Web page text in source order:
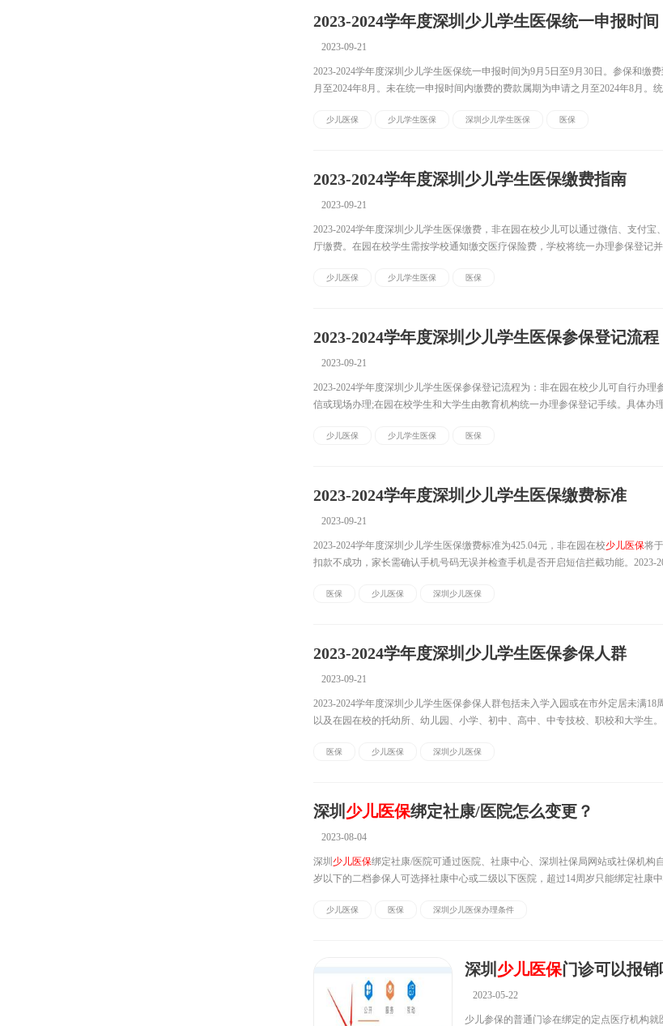
2023-2024学年度深圳少儿学生医保统一申报时间
2023-09-21
2023-2024学年度深圳少儿学生医保统一申报时间为9月5日至9月30日。参保和缴
月至2024年8月。未在统一申报时间内缴费的费款属期为申请之月至2024年8月。
少儿医保 少儿学生医保 深圳少儿学生医保 医保
2023-2024学年度深圳少儿学生医保缴费指南
2023-09-21
2023-2024学年度深圳少儿学生医保缴费，非在园在校少儿可以通过微信、支付宝
厅缴费。在园在校学生需按学校通知缴交医疗保险费，学校将统一办理参保登记
少儿医保 少儿学生医保 医保
2023-2024学年度深圳少儿学生医保参保登记流程
2023-09-21
2023-2024学年度深圳少儿学生医保参保登记流程为：非在园在校少儿可自行办理
信或现场办理;在园在校学生和大学生由教育机构统一办理参保登记手续。具体办
少儿医保 少儿学生医保 医保
2023-2024学年度深圳少儿学生医保缴费标准
2023-09-21
2023-2024学年度深圳少儿学生医保缴费标准为425.04元，非在园在校少儿医保将
扣款不成功，家长需确认手机号码无误并检查手机是否开启短信拦截功能。2023-
医保 少儿医保 深圳少儿医保
2023-2024学年度深圳少儿学生医保参保人群
2023-09-21
2023-2024学年度深圳少儿学生医保参保人群包括未入学入园或在市外定居未满18
以及在园在校的托幼所、幼儿园、小学、初中、高中、中专技校、职校和大学生
医保 少儿医保 深圳少儿医保
深圳 少儿医保绑定社康/医院怎么变更？
2023-08-04
深圳 少儿医保绑定社康/医院可通过医院、社康中心、深圳社保局网站或社保机构
岁以下的二档参保人可选择社康中心或二级以下医院，超过14周岁只能绑定社康中
少儿医保 医保 深圳少儿医保办理条件
深圳 少儿医保门诊可以报销
2023-05-22
少儿参保的普通门诊在绑定的定点医疗机构